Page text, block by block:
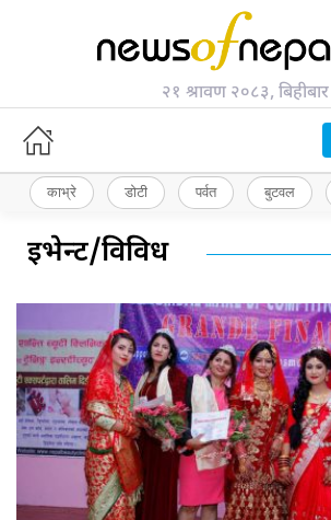
२१ श्रावण २०८३, बिहीबार
काभ्रे डोटी पर्वत बुटवल
इभेन्ट/विविध